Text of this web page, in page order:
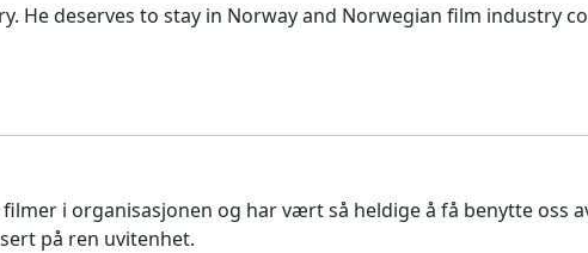
deserves to stay in Norway and Norwegian film industry
i organisasjonen og har vært så heldige å få benytte oss
på ren uvitenhet.